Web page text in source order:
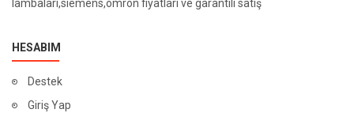
lambaları,siemens,omron fiyatları ve garantili satış
HESABIM
Destek
Giriş Yap